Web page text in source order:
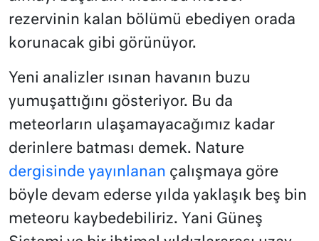
rezervinin kalan bölümü ebediyen orada
korunacak gibi görünüyor.
Yeni analizler ısınan havanın buzu
yumuşattığını gösteriyor. Bu da
meteorların ulaşamayacağımız kadar
derinlere batması demek. Nature
dergisinde yayınlanan çalışmaya göre
böyle devam ederse yılda yaklaşık beş bin
meteoru kaybedebiliriz. Yani Güneş